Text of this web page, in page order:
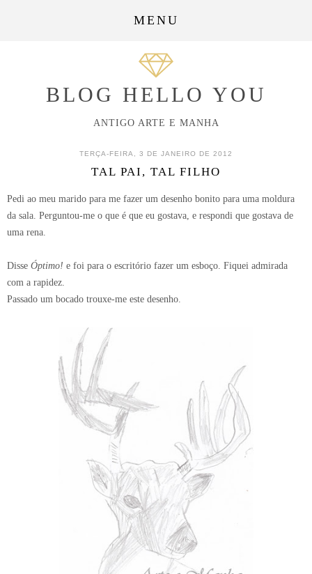
MENU
BLOG HELLO YOU
ANTIGO ARTE E MANHA
TERÇA-FEIRA, 3 DE JANEIRO DE 2012
TAL PAI, TAL FILHO
Pedi ao meu marido para me fazer um desenho bonito para uma moldura
da sala. Perguntou-me o que é que eu gostava, e respondi que gostava de
uma rena.
Disse Óptimo! e foi para o escritório fazer um esboço. Fiquei admirada
com a rapidez.
Passado um bocado trouxe-me este desenho.